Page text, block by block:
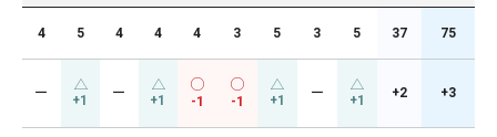
4 5 4 4 4 3 5 3 5 37 75
ー +1 ー +1 -1 -1 +1 ー +1 +2 +3